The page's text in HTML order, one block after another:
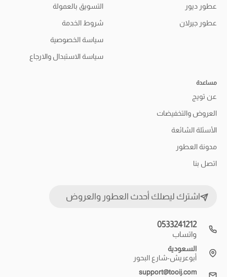
عطور ديور
عطور جيرلان
التسويق بالعمولة
شروط الخدمة
سياسة الخصوصية
سياسة الاستبدال والارجاع
مساعدة
عن تويج
العروض والتخفيضات
الأسئلة الشائعة
مدونة العطور
اتصل بنا
اشترك ليصلك أحدث العطور والعروض
0533241212
واتساب
السعودية
أبوعريش-شارع البحور
support@tooij.com